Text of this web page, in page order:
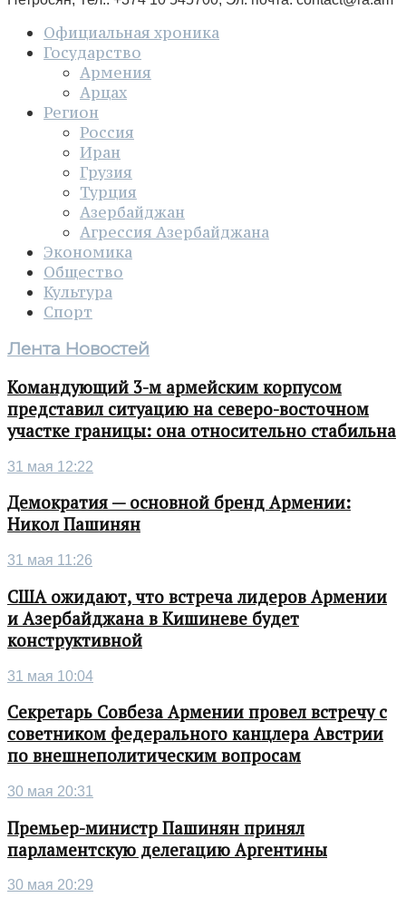
Официальная хроника
Государство
Армения
Арцах
Регион
Россия
Иран
Грузия
Турция
Азербайджан
Агрессия Азербайджана
Экономика
Общество
Культура
Спорт
Лента Новостей
Командующий 3-м армейским корпусом
представил ситуацию на северо-восточном
участке границы: она относительно стабильна
31 мая 12:22
Демократия — основной бренд Армении:
Никол Пашинян
31 мая 11:26
США ожидают, что встреча лидеров Армении
и Азербайджана в Кишиневе будет
конструктивной
31 мая 10:04
Секретарь Совбеза Армении провел встречу с
советником федерального канцлера Австрии
по внешнеполитическим вопросам
30 мая 20:31
Премьер-министр Пашинян принял
парламентскую делегацию Аргентины
30 мая 20:29